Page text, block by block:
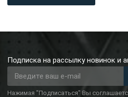
Подписка на рассылку новинок и
Нажимая "Подписаться" Вы